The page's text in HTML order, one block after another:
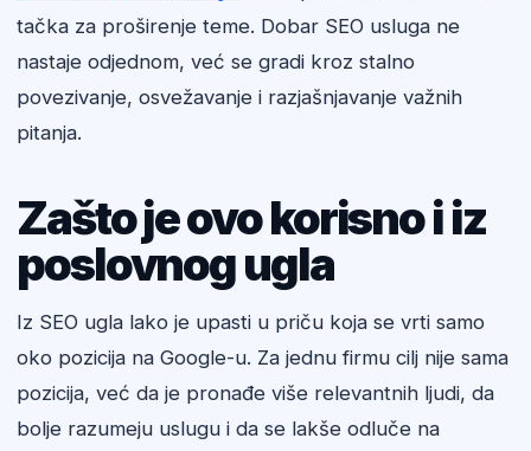
tačka za proširenje teme. Dobar SEO usluga ne
nastaje odjednom, već se gradi kroz stalno
povezivanje, osvežavanje i razjašnjavanje važnih
pitanja.
Zašto je ovo korisno i iz
poslovnog ugla
Iz SEO ugla lako je upasti u priču koja se vrti samo
oko pozicija na Google-u. Za jednu firmu cilj nije sama
pozicija, već da je pronađe više relevantnih ljudi, da
bolje razumeju uslugu i da se lakše odluče na